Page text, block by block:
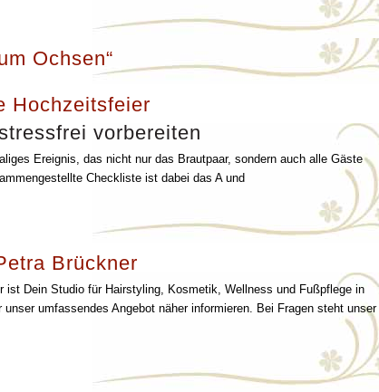
Ochsen“
Hochzeitsfeier
vorbereiten
Ereignis, das nicht nur das Brautpaar, sondern auch alle Gäste
Checkliste ist dabei das A und
Brückner
ist Dein Studio für Hairstyling, Kosmetik, Wellness und Fußpflege in
unser umfassendes Angebot näher informieren. Bei Fragen steht unser